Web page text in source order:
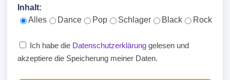
Inhalt:
Alles
Dance Pop Schlager Black Rock
Ich habe die Datenschutzerklärung gelesen und
akzeptiere die Speicherung meiner Daten.